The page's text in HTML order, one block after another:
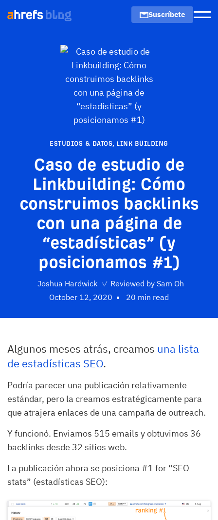
Suscríbete
ESTUDIOS & DATOS, LINK BUILDING
Caso de estudio de
Linkbuilding: Cómo
construimos backlinks
con una página de
“estadísticas” (y
posicionamos #1)
Joshua Hardwick ✓ Reviewed by Sam Oh
October 12, 2020
20 min read
Algunos meses atrás, creamos una lista
de estadísticas SEO.
Podría parecer una publicación relativamente
estándar, pero la creamos estratégicamente para
que atrajera enlaces de una campaña de outreach.
Y funcionó. Enviamos 515 emails y obtuvimos 36
backlinks desde 32 sitios web.
La publicación ahora se posiciona #1 for “SEO
stats” (estadísticas SEO):